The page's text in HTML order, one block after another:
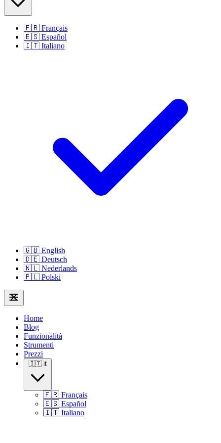
🇫🇷 Français
🇪🇸 Español
🇮🇹 Italiano
🇬🇧 English
🇩🇪 Deutsch
🇳🇱 Nederlands
🇵🇱 Polski
Home
Blog
Funzionalità
Strumenti
Prezzi
🇮🇹 it
🇫🇷 Français
🇪🇸 Español
🇮🇹 Italiano